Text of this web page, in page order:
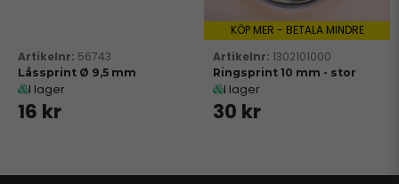
56743
Låssprint Ø 9,5 mm
I lager
16 kr
KÖP MER - BETALA MINDRE
1302101000
Ringsprint 10 mm - stor
I lager
30 kr